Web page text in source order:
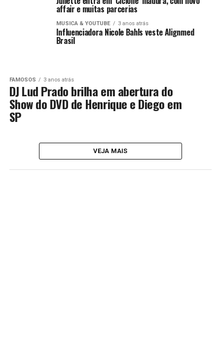
affair e muitas parcerias
MUSICA & YOUTUBE 3 anos atrás
Influenciadora Nicole Bahls veste Alignmed
Brasil
FAMOSOS 3 anos atrás
DJ Lud Prado brilha em abertura do
Show do DVD de Henrique e Diego em
SP
VEJA MAIS